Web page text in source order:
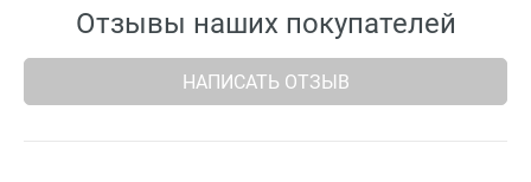
Отзывы наших покупателей
НАПИСАТЬ ОТЗЫВ